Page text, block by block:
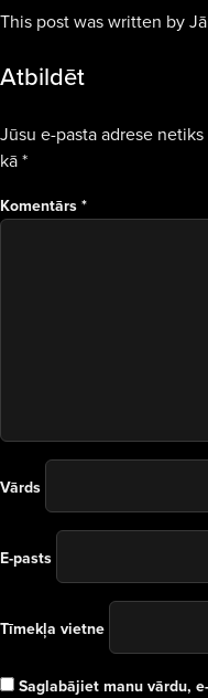
This post was written by
Atbildēt
Jūsu e-pasta adrese
kā*
Komentārs *
Vārds
E-pasts
Tīmekļa vietne
Saglabājiet manu vārdu,